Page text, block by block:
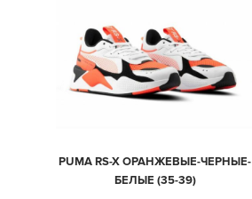
PUMA RS-X ОРАНЖЕВЫЕ-ЧЕРНЫЕ-
БЕЛЫЕ (35-39)